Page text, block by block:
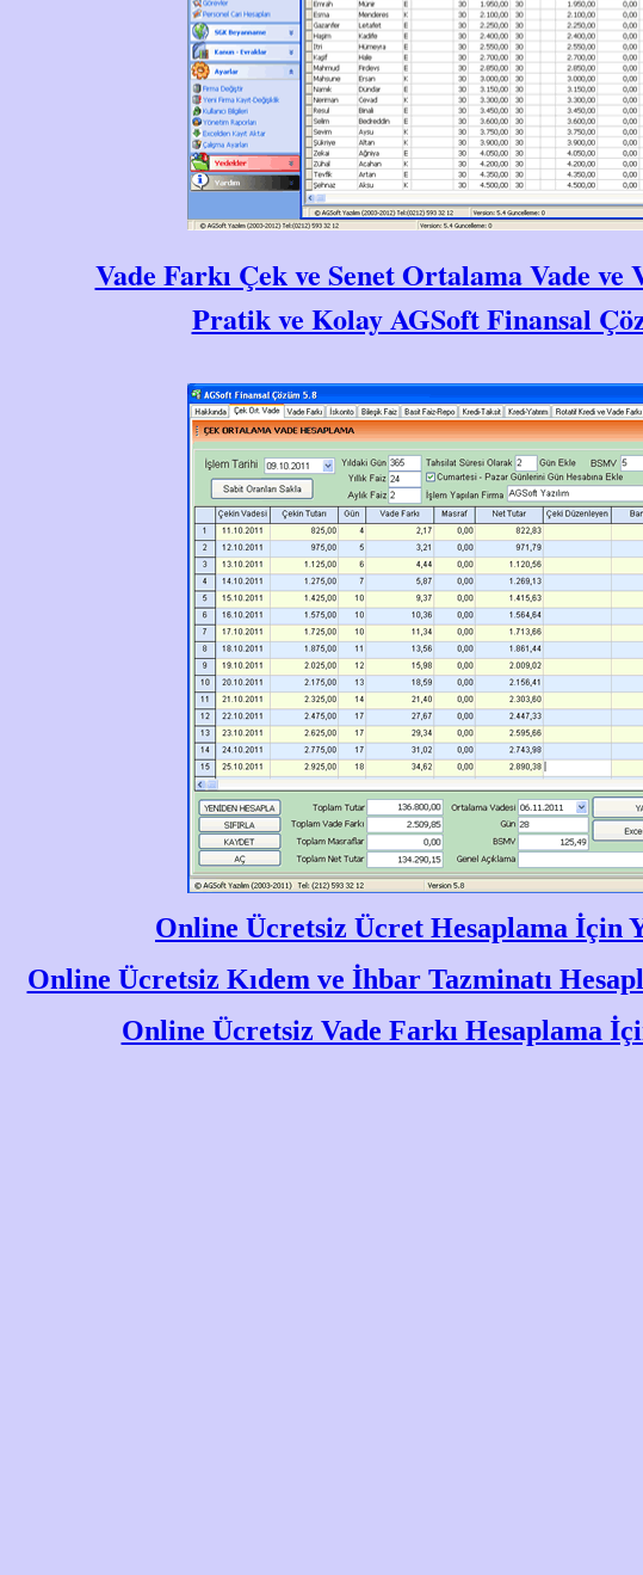
Vade Farkı Çek ve Senet Ortalama Vade
Pratik ve Kolay AGSoft Finansal
Online Ücretsiz Ücret Hesaplama İçin
Online Ücretsiz Kıdem ve İhbar Tazminatı
Online Ücretsiz Vade Farkı Hesaplama